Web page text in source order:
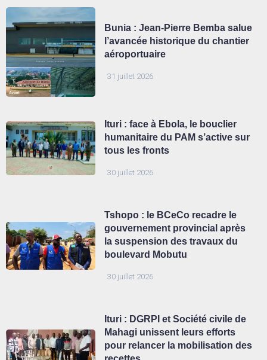
31 juillet 2026
Bunia : Jean-Pierre Bemba salue
l’avancée historique du chantier
aéroportuaire
30 juillet 2026
Ituri : face à Ebola, le bouclier
humanitaire du PAM s’active sur
tous les fronts
30 juillet 2026
Tshopo : le BCeCo recadre le
gouvernement provincial après
la suspension des travaux du
boulevard Mobutu
Ituri : DGRPI et Société civile de
Mahagi unissent leurs efforts
pour relancer la mobilisation des